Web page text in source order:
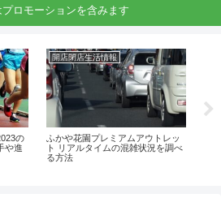
ロモーションを含みます
の
や進
開店閉店生活情報
ふかや花園プレミアムアウトレッ
ト リアルタイムの混雑状況を調べ
る方法